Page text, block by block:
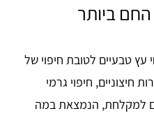
ביותר
טבעיים לטובת חיפוי של
חיצוניים, חיפוי גרמי
למקלחת, הנמצאת במה